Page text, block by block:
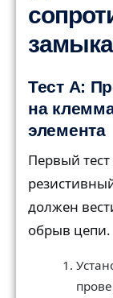
Тест A:
на
элемента
Первый
должен
обрыв цепи.